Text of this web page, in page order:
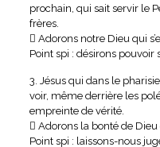
prochain, qui sait servir le
frères.
 Adorons notre Dieu qui
Point spi : désirons
3. Jésus qui dans le
voir, même derrière les
empreinte de vérité.
 Adorons la bonté de
Point spi : laissons-nous